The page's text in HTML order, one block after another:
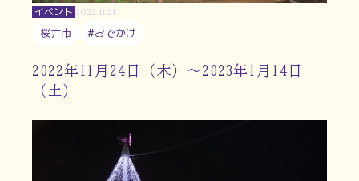
イベント 2022.11.21
桜井市 #おでかけ
2022年11月24日（木）〜2023年1月14日
（土）